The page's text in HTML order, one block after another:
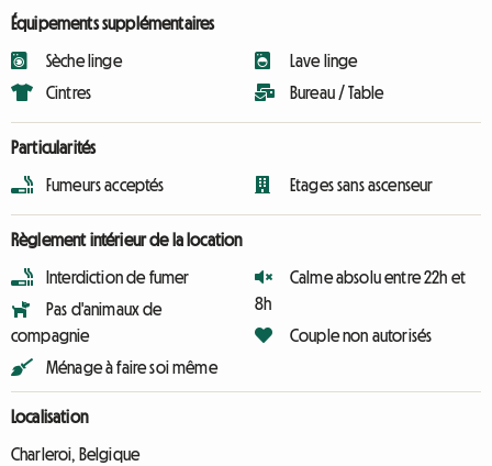
Équipements supplémentaires
Sèche linge
Cintres
Lave linge
Bureau / Table
Particularités
Fumeurs acceptés Etages sans ascenseur
Règlement intérieur de la location
Interdiction de fumer
Pas d'animaux de
compagnie
Ménage à faire soi même
Calme absolu entre 22h et
8h
Couple non autorisés
Localisation
Charleroi, Belgique